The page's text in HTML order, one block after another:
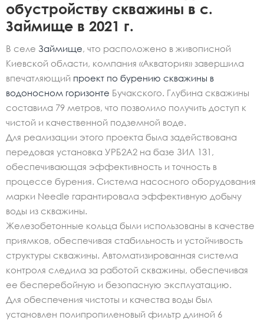
обустройству скважины в с.
Займище в 2021 г.
В селе Займище, что расположено в живописной
Киевской области, компания «Акватория» завершила
впечатляющий проект по бурению скважины в
водоносном горизонте Бучакского. Глубина скважины
составила 79 метров, что позволило получить доступ к
чистой и качественной подземной воде.
Для реализации этого проекта была задействована
передовая установка УРБ2А2 на базе ЗИЛ 131,
обеспечивающая эффективность и точность в
процессе бурения. Система насосного оборудования
марки Needle гарантировала эффективную добычу
воды из скважины.
Железобетонные кольца были использованы в качестве
приямков, обеспечивая стабильность и устойчивость
структуры скважины. Автоматизированная система
контроля следила за работой скважины, обеспечивая
ее бесперебойную и безопасную эксплуатацию.
Для обеспечения чистоты и качества воды был
установлен полипропиленовый фильтр длиной 6